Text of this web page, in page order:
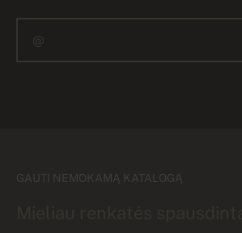
GAUTI NEMOKAMĄ KATALOGĄ